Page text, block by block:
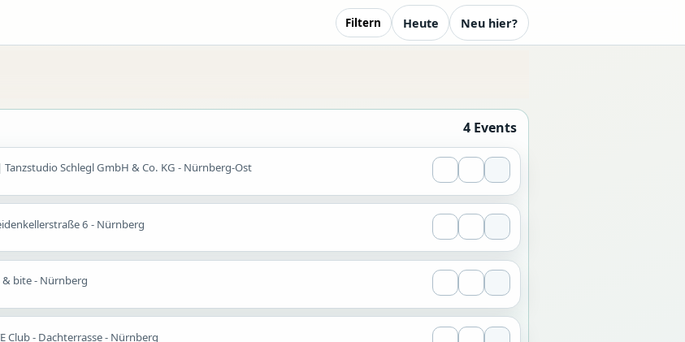
Filtern Heute Neu hier?
4 Events
Tanzstudio Schlegl GmbH & Co. KG - Nürnberg-Ost
6 - Nürnberg
& bite - Nürnberg
Club - Dachterrasse - Nürnberg